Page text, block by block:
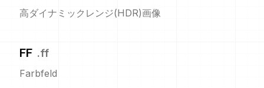
高ダイナミックレンジ(HDR)画像
FF .ff
Farbfeld